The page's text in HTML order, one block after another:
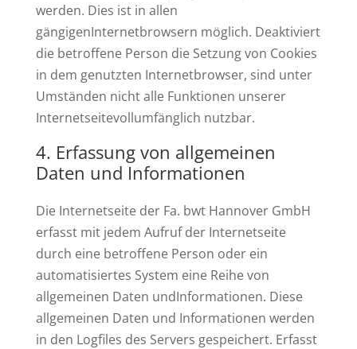
werden. Dies ist in allen
gängigenInternetbrowsern möglich. Deaktiviert
die betroffene Person die Setzung von Cookies
in dem genutzten Internetbrowser, sind unter
Umständen nicht alle Funktionen unserer
Internetseitevollumfänglich nutzbar.
Erfassung von allgemeinen
Daten und Informationen
Die Internetseite der Fa. bwt Hannover GmbH
erfasst mit jedem Aufruf der Internetseite
durch eine betroffene Person oder ein
automatisiertes System eine Reihe von
allgemeinen Daten undInformationen. Diese
allgemeinen Daten und Informationen werden
in den Logfiles des Servers gespeichert. Erfasst